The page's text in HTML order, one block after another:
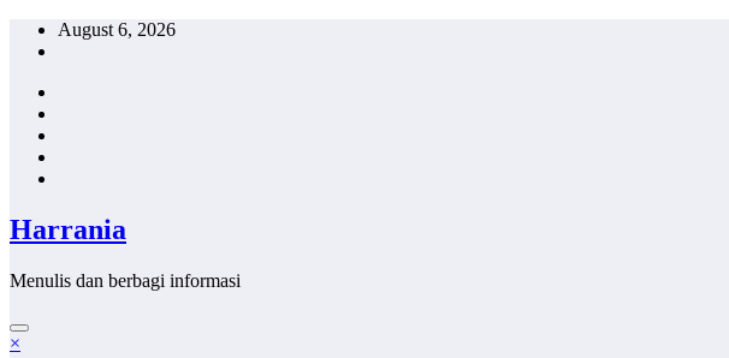
Skip
August 6, 2026
Harrania
Menulis dan berbagi informasi
×